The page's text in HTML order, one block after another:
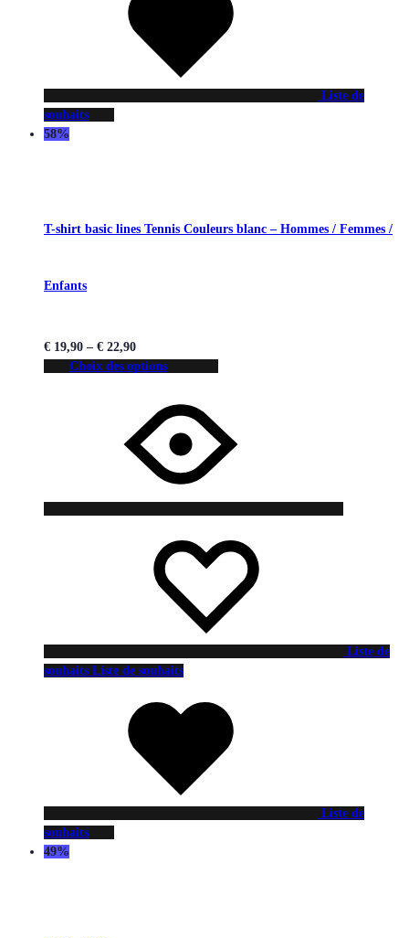
Liste de
souhaits
58%
T-shirt basic lines Tennis Couleurs blanc – Hommes / Femmes /
Enfants
€ 19,90 – € 22,90
Choix des options
Liste de
souhaits Liste de souhaits
Liste de
souhaits
49%